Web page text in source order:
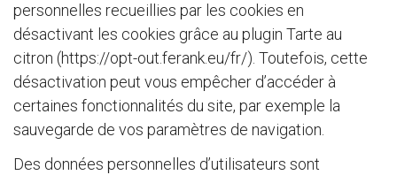
personnelles recueillies par les cookies en
désactivant les cookies grâce au plugin Tarte au
citron (https://opt-out.ferank.eu/fr/). Toutefois, cette
désactivation peut vous empêcher d’accéder à
certaines fonctionnalités du site, par exemple la
sauvegarde de vos paramètres de navigation.
Des données personnelles d’utilisateurs sont